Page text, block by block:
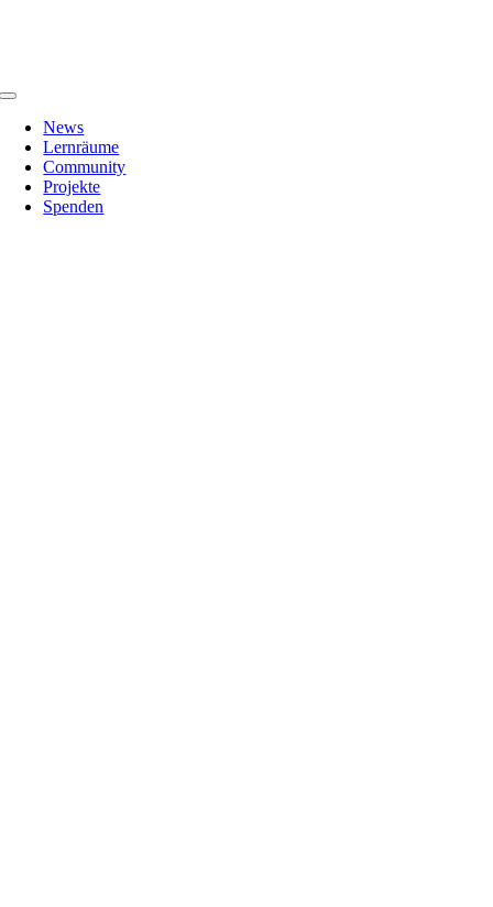
Toggle
Navigation
News
Lernräume
Community
Projekte
Spenden